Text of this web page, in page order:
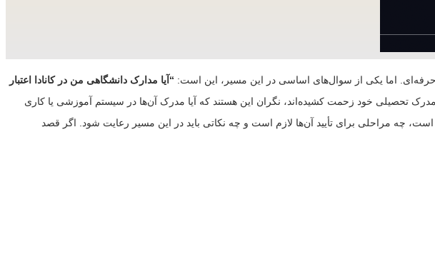
اما یکی از سوال‌های اساسی در این مسیر، این است: “آیا مدارک دانشگاهی من در کانادا اعتبار
تحصیلی خود زحمت کشیده‌اند، نگران این هستند که آیا مدرک آن‌ها در سیستم آموزشی یا کاری
است، چه مراحلی برای تأیید آن‌ها لازم است و چه نکاتی باید در این مسیر رعایت شود. اگر قصد